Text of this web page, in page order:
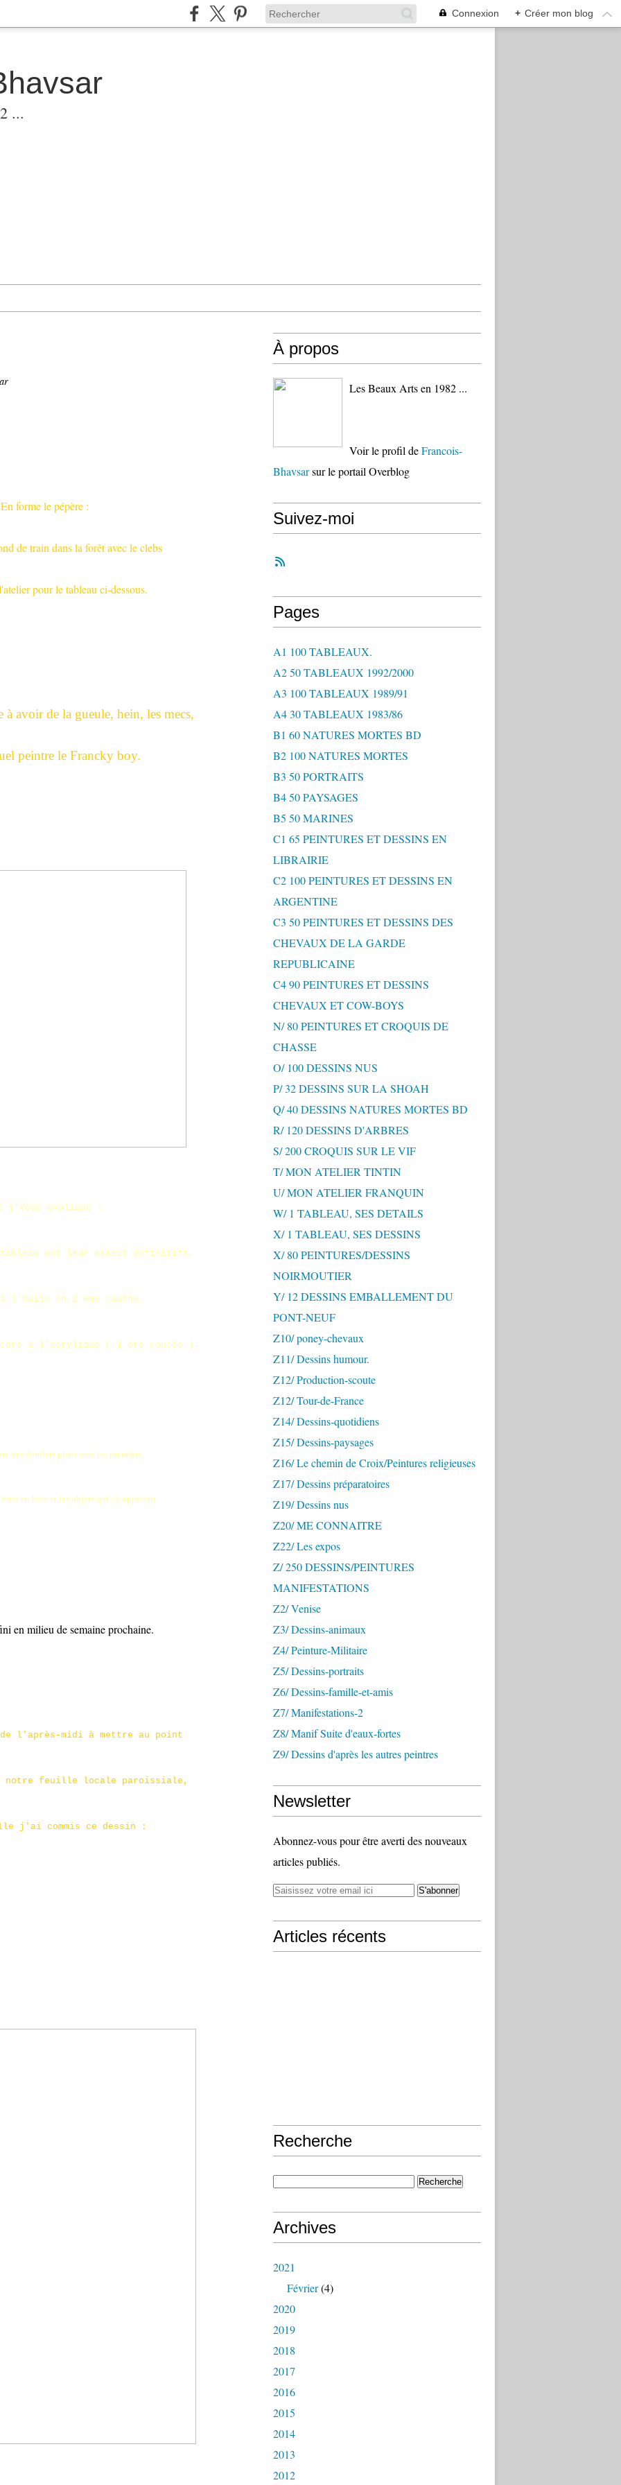
Connexion + Créer mon blog
...
En forme le pépère :
de train dans la forêt avec le clebs
pour le tableau ci-dessous.
avoir de la gueule, hein, les mecs,
peintre le Francky boy.
j'vous explique :
ont leur aspect définitifs,
l'huile en 2 ème couche,
à l'acrylique ( 1 ère couche ).
des derniers plans vers les premiers,
en bois et les objets qui s'y appuient.
en milieu de semaine prochaine.
l'après-midi à mettre au point
notre feuille locale paroissiale,
j'ai commis ce dessin :
À propos
Les Beaux Arts en 1982 ...
Voir le profil deFrancois-
Bhavsarsur le portail Overblog
Suivez-moi
Pages
A1 100 TABLEAUX.
A2 50 TABLEAUX 1992/2000
A3 100 TABLEAUX 1989/91
A4 30 TABLEAUX 1983/86
B1 60 NATURES MORTES BD
B2 100 NATURES MORTES
B3 50 PORTRAITS
B4 50 PAYSAGES
B5 50 MARINES
C1 65 PEINTURES ET DESSINS EN
LIBRAIRIE
C2 100 PEINTURES ET DESSINS EN
ARGENTINE
C3 50 PEINTURES ET DESSINS DES
CHEVAUX DE LA GARDE
REPUBLICAINE
C4 90 PEINTURES ET DESSINS
CHEVAUX ET COW-BOYS
N/ 80 PEINTURES ET CROQUIS DE
CHASSE
O/ 100 DESSINS NUS
P/ 32 DESSINS SUR LA SHOAH
Q/ 40 DESSINS NATURES MORTES BD
R/ 120 DESSINS D'ARBRES
S/ 200 CROQUIS SUR LE VIF
T/ MON ATELIER TINTIN
U/ MON ATELIER FRANQUIN
W/ 1 TABLEAU, SES DETAILS
X/ 1 TABLEAU, SES DESSINS
X/ 80 PEINTURES/DESSINS
NOIRMOUTIER
Y/ 12 DESSINS EMBALLEMENT DU
PONT-NEUF
Z10/ poney-chevaux
Z11/ Dessins humour.
Z12/ Production-scoute
Z12/ Tour-de-France
Z14/ Dessins-quotidiens
Z15/ Dessins-paysages
Z16/ Le chemin de Croix/Peintures religieuses
Z17/ Dessins préparatoires
Z19/ Dessins nus
Z20/ ME CONNAITRE
Z22/ Les expos
Z/ 250 DESSINS/PEINTURES
MANIFESTATIONS
Z2/ Venise
Z3/ Dessins-animaux
Z4/ Peinture-Militaire
Z5/ Dessins-portraits
Z6/ Dessins-famille-et-amis
Z7/ Manifestations-2
Z8/ Manif Suite d'eaux-fortes
Z9/ Dessins d'après les autres peintres
Newsletter
Abonnez-vous pour être averti des nouveaux
articles publiés.
Articles récents
Recherche
Archives
2021
Février(4)
2020
2019
2018
2017
2016
2015
2014
2013
2012